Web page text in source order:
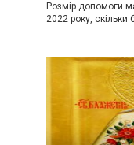
Розмір допомоги
2022 року, скільки